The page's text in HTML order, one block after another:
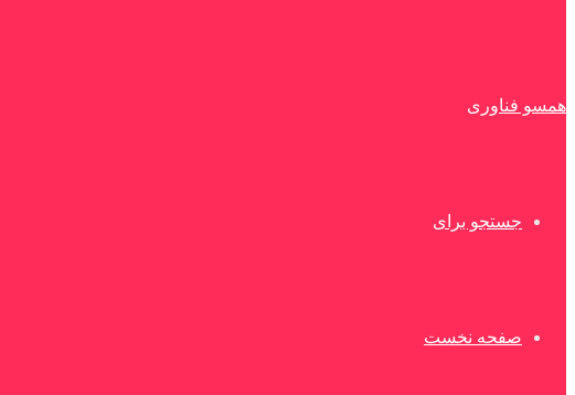
همسو فناوری
جستجو برای
صفحه نخست